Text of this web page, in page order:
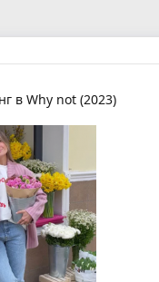
в Why not (2023)